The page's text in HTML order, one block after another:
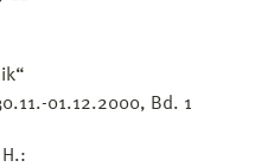
01.12.2000, Bd. 1